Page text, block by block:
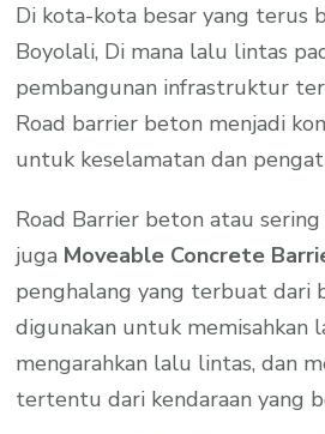
Di kota-kota besar yang terus
Boyolali, Di mana lalu lintas
pembangunan infrastruktur
Road barrier beton menjadi
untuk keselamatan dan
Road Barrier beton atau
juga Moveable Concrete
penghalang yang terbuat dari
digunakan untuk memisahkan
mengarahkan lalu lintas, dan
tertentu dari kendaraan yang